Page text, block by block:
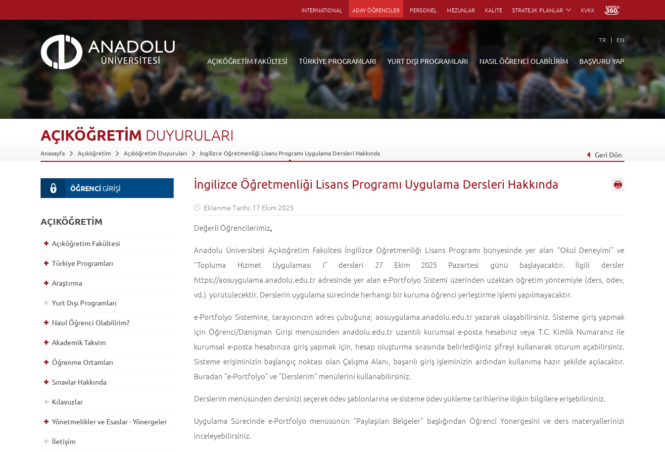
INTERNATIONAL ADAY ÖĞRENCİLER PERSONEL MEZUNLAR KALİTE STRATEJİK PLANLAR KVKK
TR EN
AÇIKÖĞRETİM FAKÜLTESİ TÜRKİYE PROGRAMLARI YURT DIŞI PROGRAMLARI NASIL ÖĞRENCİ OLABİLİRİM BAŞVURU YAP
AÇIKÖĞRETİM DUYURULARI
Anasayfa Açıköğretim Açıköğretim Duyuruları İngilizce Öğretmenliği Lisans Programı Uygulama Dersleri Hakkında Geri Dön
İngilizce Öğretmenliği Lisans Programı Uygulama Dersleri Hakkında
Eklenme Tarihi: 17 Ekim 2025
Değerli Öğrencilerimiz,
Anadolu Üniversitesi Açıköğretim Fakültesi İngilizce Öğretmenliği Lisans Programı bünyesinde yer alan “Okul Deneyimi” ve
“Topluma Hizmet Uygulaması I” dersleri 27 Ekim 2025 Pazartesi günü başlayacaktır. İlgili dersler
https://aosuygulama.anadolu.edu.tr adresinde yer alan e-Portfolyo Sistemi üzerinden uzaktan öğretim yöntemiyle (ders, ödev,
vd.) yürütülecektir. Derslerin uygulama sürecinde herhangi bir kuruma öğrenci yerleştirme işlemi yapılmayacaktır.
e-Portfolyo Sistemine, tarayıcınızın adres çubuğuna; aosuygulama.anadolu.edu.tr yazarak ulaşabilirsiniz. Sisteme giriş yapmak
için Öğrenci/Danışman Girişi menüsünden anadolu.edu.tr uzantılı kurumsal e-posta hesabınız veya T.C. Kimlik Numaranız ile
kurumsal e-posta hesabınıza giriş yapmak için, hesap oluşturma sırasında belirlediğiniz şifreyi kullanarak oturum açabilirsiniz.
Sisteme erişiminizin başlangıç noktası olan Çalışma Alanı, başarılı giriş işleminizin ardından kullanıma hazır şekilde açılacaktır.
Buradan “e-Portfolyo” ve “Derslerim” menülerini kullanabilirsiniz.
Derslerim menüsünden dersinizi seçerek ödev şablonlarına ve sisteme ödev yükleme tarihlerine ilişkin bilgilere erişebilirsiniz.
Uygulama Sürecinde e-Portfolyo menüsünün “Paylaşılan Belgeler” başlığından Öğrenci Yönergesini ve ders materyallerinizi
inceleyebilirsiniz.
ÖĞRENCİGİRİŞİ
AÇIKÖĞRETİM
Açıköğretim Fakültesi
Türkiye Programları
Araştırma
Yurt Dışı Programları
Nasıl Öğrenci Olabilirim?
Akademik Takvim
Öğrenme Ortamları
Sınavlar Hakkında
Kılavuzlar
Yönetmelikler ve Esaslar - Yönergeler
İletişim